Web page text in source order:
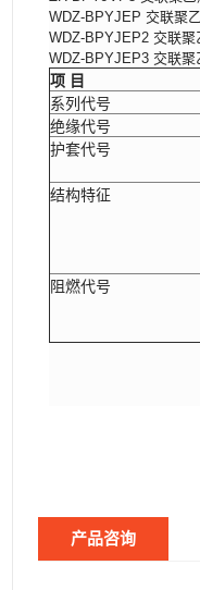
WDZ-BPYJEP 交联聚
WDZ-BPYJEP2 交联
WDZ-BPYJEP3 交联
项 目
系列代号
绝缘代号
护套代号
结构特征
阻燃代号
产品咨询